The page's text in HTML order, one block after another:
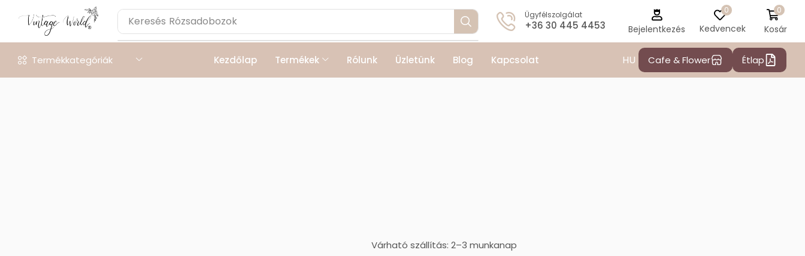
Keresés Rózsadobozok Ügyfélszolgálat
+36 30 445 4453 Bejelentkezés
0
Kedvencek
0
Kosár
Termékkategóriák Kezdőlap Termékek Rólunk Üzletünk Blog Kapcsolat HU Cafe & Flower Étlap
Várható szállítás: 2–3 munkanap